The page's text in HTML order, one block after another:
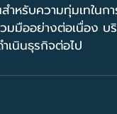
รับความทุ่มเทในก
วมมืออย่างต่อเนื่อง
เนินธุรกิจต่อไป